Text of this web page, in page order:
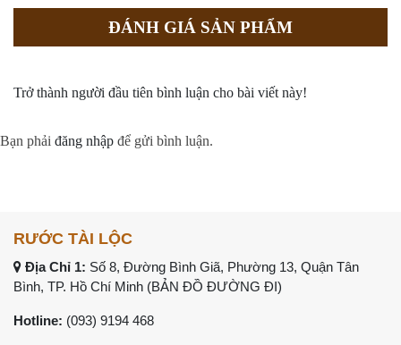
ĐÁNH GIÁ SẢN PHẨM
Trở thành người đầu tiên bình luận cho bài viết này!
Bạn phải đăng nhập để gửi bình luận.
RƯỚC TÀI LỘC
Địa Chỉ 1: Số 8, Đường Bình Giã, Phường 13, Quận Tân
Bình, TP. Hồ Chí Minh (BẢN ĐỒ ĐƯỜNG ĐI)
Hotline: (093) 9194 468